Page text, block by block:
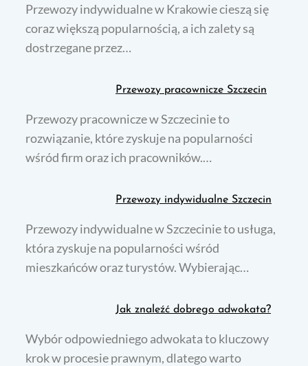
Przewozy indywidualne w Krakowie cieszą się
coraz większą popularnością, a ich zalety są
dostrzegane przez…
Przewozy pracownicze Szczecin
Przewozy pracownicze w Szczecinie to
rozwiązanie, które zyskuje na popularności
wśród firm oraz ich pracowników.…
Przewozy indywidualne Szczecin
Przewozy indywidualne w Szczecinie to usługa,
która zyskuje na popularności wśród
mieszkańców oraz turystów. Wybierając…
Jak znaleźć dobrego adwokata?
Wybór odpowiedniego adwokata to kluczowy
krok w procesie prawnym, dlatego warto